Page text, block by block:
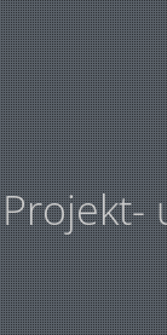
Projekt-